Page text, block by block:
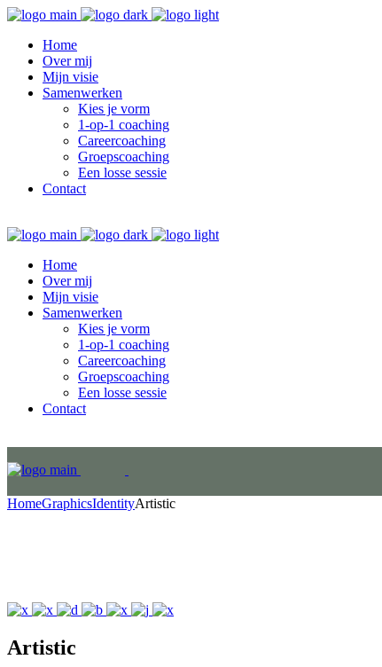
Home
Over mij
Mijn visie
Samenwerken
Kies je vorm
1-op-1 coaching
Careercoaching
Groepscoaching
Een losse sessie
Contact
Home
Over mij
Mijn visie
Samenwerken
Kies je vorm
1-op-1 coaching
Careercoaching
Groepscoaching
Een losse sessie
Contact
HomeGraphicsIdentityArtistic
Artistic